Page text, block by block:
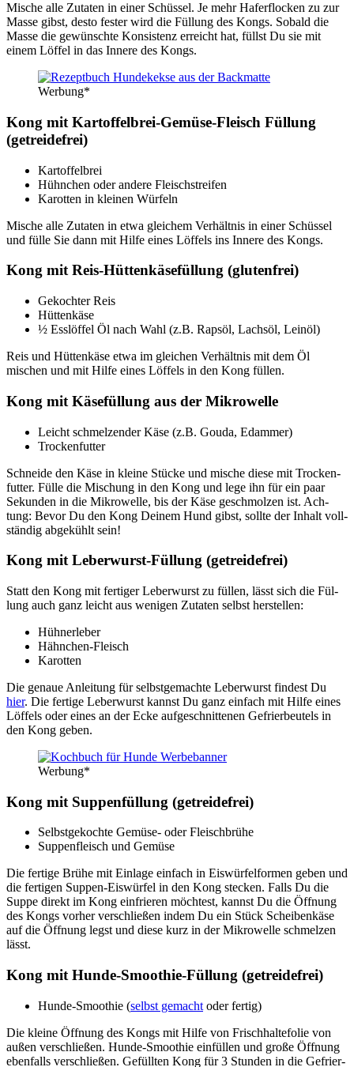
Mische alle Zuta­ten in einer Schüs­sel. Je mehr Hafer­flo­cken zu zur
Mas­se gibst, des­to fes­ter wird die Fül­lung des Kongs. Sobald die
Mas­se die gewünsch­te Kon­sis­tenz erreicht hat, füllst Du sie mit
einem Löf­fel in das Inne­re des Kongs.
Wer­bung*
Kong mit Kar­tof­fel­brei-Gemü­se-Fleisch Fül­lung
(getrei­de­frei)
Kar­tof­fel­brei
Hühn­chen oder ande­re Fleisch­strei­fen
Karot­ten in klei­nen Wür­feln
Mische alle Zuta­ten in etwa glei­chem Ver­hält­nis in einer Schüs­sel
und fül­le Sie dann mit Hil­fe eines Löf­fels ins Inne­re des Kongs.
Kong mit Reis-Hüt­ten­kä­se­fül­lung (glu­ten­frei)
Gekoch­ter Reis
Hüt­ten­kä­se
½ Ess­löf­fel Öl nach Wahl (z.B. Raps­öl, Lachs­öl, Lein­öl)
Reis und Hüt­ten­kä­se etwa im glei­chen Ver­hält­nis mit dem Öl
mischen und mit Hil­fe eines Löf­fels in den Kong fül­len.
Kong mit Käse­fül­lung aus der Mikro­wel­le
Leicht schmel­zen­der Käse (z.B. Gou­da, Edam­mer)
Tro­cken­fut­ter
Schnei­de den Käse in klei­ne Stü­cke und mische die­se mit Tro­cken­
fut­ter. Fül­le die Mischung in den Kong und lege ihn für ein paar
Sekun­den in die Mikro­wel­le, bis der Käse geschmol­zen ist. Ach­
tung: Bevor Du den Kong Dei­nem Hund gibst, soll­te der Inhalt voll­
stän­dig abge­kühlt sein!
Kong mit Leber­wurst-Fül­lung (getrei­de­frei)
Statt den Kong mit fer­ti­ger Leber­wurst zu fül­len, lässt sich die Fül­
lung auch ganz leicht aus weni­gen Zuta­ten selbst her­stel­len:
Hüh­ner­le­ber
Hähn­chen-Fleisch
Karot­ten
Die genaue Anlei­tung für selbst­ge­mach­te Leber­wurst fin­dest Du
hier. Die fer­ti­ge Leber­wurst kannst Du ganz ein­fach mit Hil­fe eines
Löf­fels oder eines an der Ecke auf­ge­schnit­te­nen Gefrier­beu­tels in
den Kong geben.
Wer­bung*
Kong mit Sup­pen­fül­lung (getrei­de­frei)
Selbst­ge­koch­te Gemü­se- oder Fleisch­brü­he
Sup­pen­fleisch und Gemü­se
Die fer­ti­ge Brü­he mit Ein­la­ge ein­fach in Eis­wür­fel­for­men geben und
die fer­ti­gen Sup­pen-Eis­wür­fel in den Kong ste­cken. Falls Du die
Sup­pe direkt im Kong ein­frie­ren möch­test, kannst Du die Öff­nung
des Kongs vor­her ver­schlie­ßen indem Du ein Stück Schei­ben­kä­se
auf die Öff­nung legst und die­se kurz in der Mikro­wel­le schmel­zen
lässt.
Kong mit Hun­de-Smoothie-Fül­lung (getrei­de­frei)
Hun­de-Smoothie (selbst gemacht oder fer­tig)
Die klei­ne Öff­nung des Kongs mit Hil­fe von Frisch­hal­te­fo­lie von
außen ver­schlie­ßen. Hun­de-Smoothie ein­fül­len und gro­ße Öff­nung
eben­falls ver­schlie­ßen. Gefüll­ten Kong für 3 Stun­den in die Gefrier­